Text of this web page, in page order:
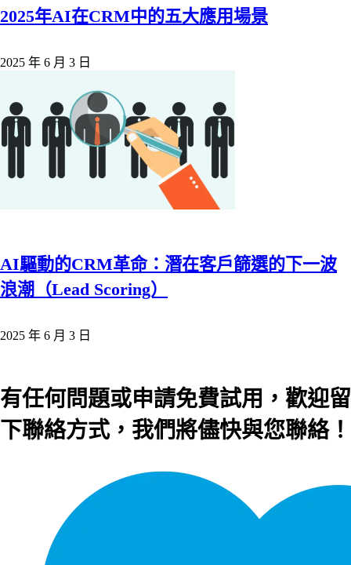
2025年AI在CRM中的五大應用場景
2025 年 6 月 3 日
AI驅動的CRM革命：潛在客戶篩選的下一波
浪潮（Lead Scoring）
2025 年 6 月 3 日
有任何問題或申請免費試用，歡迎留
下聯絡方式，我們將儘快與您聯絡！